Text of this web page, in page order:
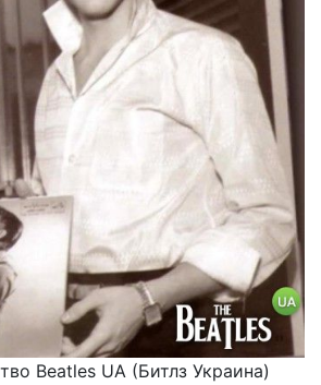
Beatles UA (Битлз Украина)